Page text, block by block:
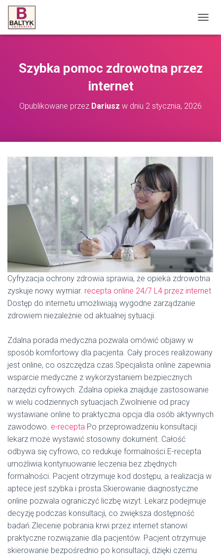
R
C
Szybka pomoc zdrowotna przez
internet
Opublikowane przez Dariusz w dniu 2 stycznia, 2026
Cyfryzacja ochrony zdrowia sprawia, że opieka zdrowotna
zyskuje nowy wymiar. recepta online 24/7 L4 przez internet
Dostęp do internetu umożliwiają wygodne zarządzanie
zdrowiem niezależnie od aktualnej sytuacji.
Zdalna porada medyczna pozwala omówić objawy w
sposób komfortowy dla pacjenta. Cały proces realizowany
jest online, co oszczędza czas.Specjalista online zapewnia
wsparcie medyczne z wykorzystaniem bezpiecznych
narzędzi cyfrowych. Zdalna opieka znajduje zastosowanie
w wielu codziennych sytuacjach.Zwolnienie od pracy
wystawiane online to praktyczna opcja dla osób aktywnych
zawodowo. e-recepta Po przeprowadzeniu konsultacji
lekarz może wystawić stosowny dokument. Całość
odbywa się cyfrowo, co redukuje formalności.E-recepta
umożliwia kontynuowanie leczenia bez zbędnych
formalności. Pacjent otrzymuje kod dostępu, a realizacja w
aptece jest szybka i prosta.Skierowanie diagnostyczne
online pozwala ograniczyć liczbę wizyt. Lekarz podejmuje
decyzję podczas konsultacji, co zwiększa dostępność
badań.Zlecenie pobrania krwi przez internet stanowi
praktyczne rozwiązanie dla pacjentów. Pacjent otrzymuje
skierowanie bezpośrednio po konsultacji, dzięki czemu